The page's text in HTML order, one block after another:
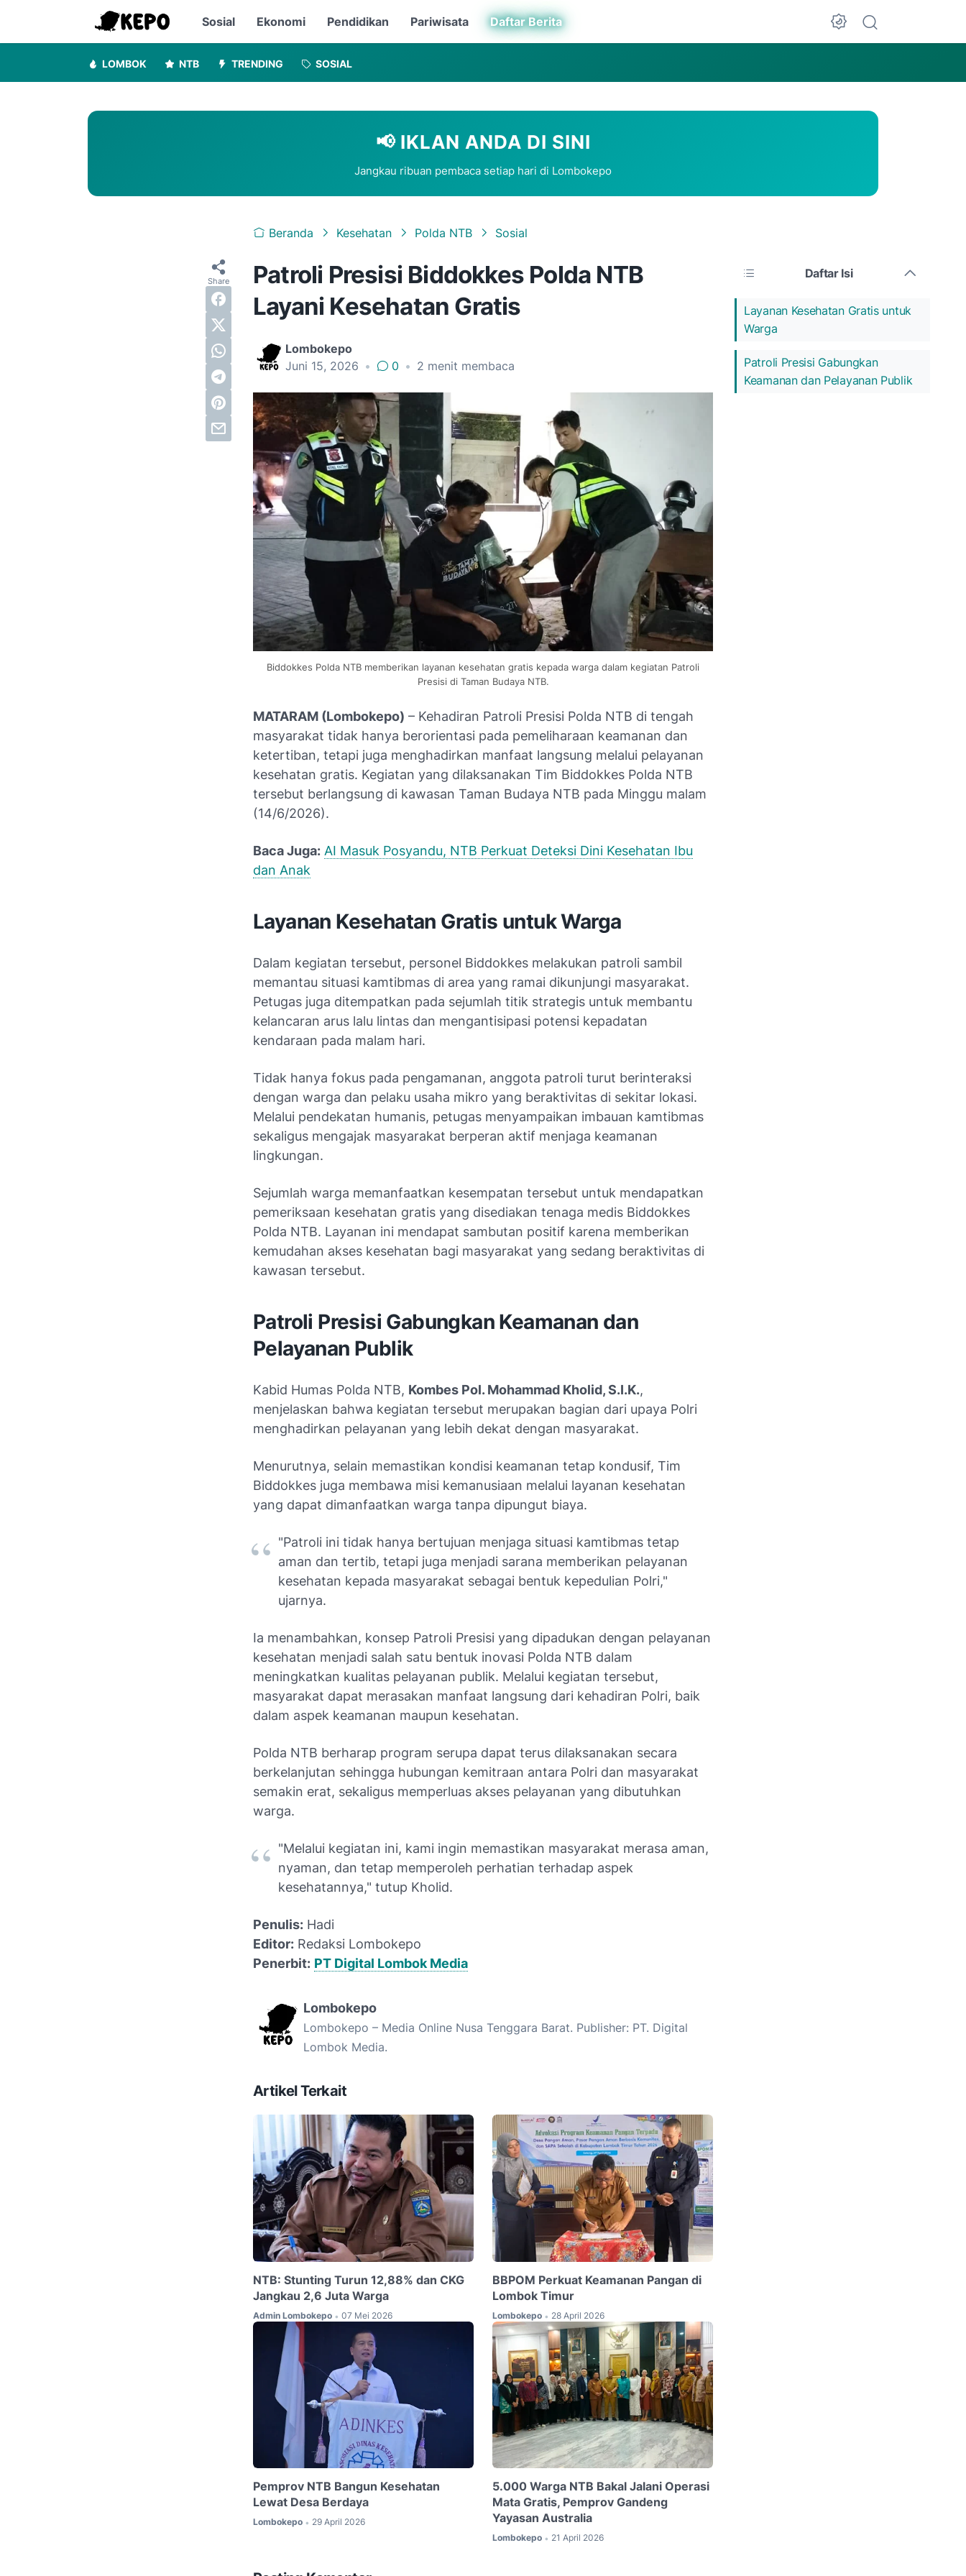
Sosial Ekonomi Pendidikan Pariwisata Daftar Berita
Dark Mode
LOMBOK NTB TRENDING SOSIAL
📢 IKLAN ANDA DI SINI
Jangkau ribuan pembaca setiap hari di Lombokepo
Beranda Kesehatan Polda NTB Sosial
Patroli Presisi Biddokkes Polda NTB
Layani Kesehatan Gratis
Lombokepo
Juni 15, 2026 • 0 • 2 menit membaca
Daftar Isi
Layanan Kesehatan Gratis untuk
Warga
Patroli Presisi Gabungkan
Keamanan dan Pelayanan Publik
Biddokkes Polda NTB memberikan layanan kesehatan gratis kepada warga dalam kegiatan Patroli
Presisi di Taman Budaya NTB.
MATARAM (Lombokepo) – Kehadiran Patroli Presisi Polda NTB di tengah
masyarakat tidak hanya berorientasi pada pemeliharaan keamanan dan
ketertiban, tetapi juga menghadirkan manfaat langsung melalui pelayanan
kesehatan gratis. Kegiatan yang dilaksanakan Tim Biddokkes Polda NTB
tersebut berlangsung di kawasan Taman Budaya NTB pada Minggu malam
(14/6/2026).
Baca Juga: AI Masuk Posyandu, NTB Perkuat Deteksi Dini Kesehatan Ibu
dan Anak
Layanan Kesehatan Gratis untuk Warga
Dalam kegiatan tersebut, personel Biddokkes melakukan patroli sambil
memantau situasi kamtibmas di area yang ramai dikunjungi masyarakat.
Petugas juga ditempatkan pada sejumlah titik strategis untuk membantu
kelancaran arus lalu lintas dan mengantisipasi potensi kepadatan
kendaraan pada malam hari.
Tidak hanya fokus pada pengamanan, anggota patroli turut berinteraksi
dengan warga dan pelaku usaha mikro yang beraktivitas di sekitar lokasi.
Melalui pendekatan humanis, petugas menyampaikan imbauan kamtibmas
sekaligus mengajak masyarakat berperan aktif menjaga keamanan
lingkungan.
Sejumlah warga memanfaatkan kesempatan tersebut untuk mendapatkan
pemeriksaan kesehatan gratis yang disediakan tenaga medis Biddokkes
Polda NTB. Layanan ini mendapat sambutan positif karena memberikan
kemudahan akses kesehatan bagi masyarakat yang sedang beraktivitas di
kawasan tersebut.
Patroli Presisi Gabungkan Keamanan dan
Pelayanan Publik
Kabid Humas Polda NTB, Kombes Pol. Mohammad Kholid, S.I.K.,
menjelaskan bahwa kegiatan tersebut merupakan bagian dari upaya Polri
menghadirkan pelayanan yang lebih dekat dengan masyarakat.
Menurutnya, selain memastikan kondisi keamanan tetap kondusif, Tim
Biddokkes juga membawa misi kemanusiaan melalui layanan kesehatan
yang dapat dimanfaatkan warga tanpa dipungut biaya.
"Patroli ini tidak hanya bertujuan menjaga situasi kamtibmas tetap
aman dan tertib, tetapi juga menjadi sarana memberikan pelayanan
kesehatan kepada masyarakat sebagai bentuk kepedulian Polri,"
ujarnya.
Ia menambahkan, konsep Patroli Presisi yang dipadukan dengan pelayanan
kesehatan menjadi salah satu bentuk inovasi Polda NTB dalam
meningkatkan kualitas pelayanan publik. Melalui kegiatan tersebut,
masyarakat dapat merasakan manfaat langsung dari kehadiran Polri, baik
dalam aspek keamanan maupun kesehatan.
Polda NTB berharap program serupa dapat terus dilaksanakan secara
berkelanjutan sehingga hubungan kemitraan antara Polri dan masyarakat
semakin erat, sekaligus memperluas akses pelayanan yang dibutuhkan
warga.
"Melalui kegiatan ini, kami ingin memastikan masyarakat merasa aman,
nyaman, dan tetap memperoleh perhatian terhadap aspek
kesehatannya," tutup Kholid.
Penulis: Hadi
Editor: Redaksi Lombokepo
Penerbit: PT Digital Lombok Media
Lombokepo
Lombokepo – Media Online Nusa Tenggara Barat. Publisher: PT. Digital
Lombok Media.
Artikel Terkait
NTB: Stunting Turun 12,88% dan CKG
Jangkau 2,6 Juta Warga
Admin Lombokepo • 07 Mei 2026
BBPOM Perkuat Keamanan Pangan di
Lombok Timur
Lombokepo • 28 April 2026
Pemprov NTB Bangun Kesehatan
Lewat Desa Berdaya
Lombokepo • 29 April 2026
5.000 Warga NTB Bakal Jalani Operasi
Mata Gratis, Pemprov Gandeng
Yayasan Australia
Lombokepo • 21 April 2026